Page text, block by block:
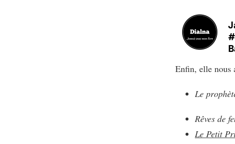
Enfin, elle nous
Le
Rêves de
Le Petit